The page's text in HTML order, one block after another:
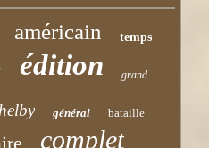
américain temps
édition grand
général bataille
complet